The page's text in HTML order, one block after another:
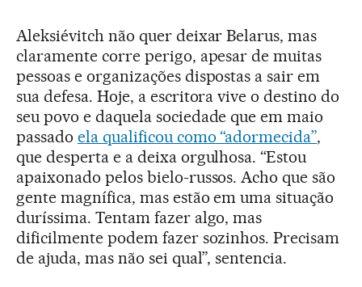
Aleksiévitch não quer deixar Belarus, mas
claramente corre perigo, apesar de muitas
pessoas e organizações dispostas a sair em
sua defesa. Hoje, a escritora vive o destino do
seu povo e daquela sociedade que em maio
passado ela qualificou como “adormecida”,
que desperta e a deixa orgulhosa. “Estou
apaixonado pelos bielo-russos. Acho que são
gente magnífica, mas estão em uma situação
duríssima. Tentam fazer algo, mas
dificilmente podem fazer sozinhos. Precisam
de ajuda, mas não sei qual”, sentencia.